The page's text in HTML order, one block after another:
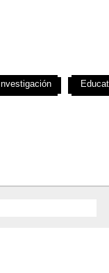
Investigación